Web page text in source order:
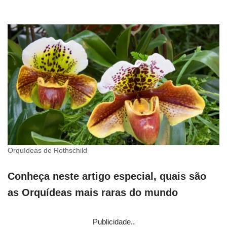
Orquídeas de Rothschild
Conheça neste artigo especial, quais são
as Orquídeas mais raras do mundo
Publicidade..